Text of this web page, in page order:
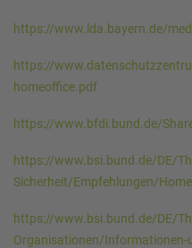
https://www.lda.bayern.de/
https://
homeoffice.pdf
https://www.bfdi.bund.de/
https://www.bsi.bund.de/DE/
Sicherheit/Empfehlungen/
https://www.bsi.bund.de/DE/
Organisationen/Informationen-